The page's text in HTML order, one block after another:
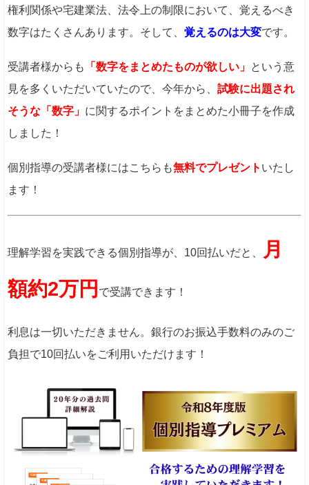
権利関係や宅建業法、法令上の制限において、覚えるべき
数字はたくさんあります。そして、 覚えるのは大変です。
受講者様からも 「数字をまとめたものが欲しい」 という意
見を多くいただいていたので、今年から、 試験に出題され
そうな「数字」 に関するポイントをまとめた小冊子を作成
しました！
個別指導の受講者様にはこちらも無料でプレゼント いたし
ます！
理解学習を実践できる個別指導が、10回払いだと、
月
額約2万円 で受講できます！
利息は一切いただきません。銀行のお振込手数料のみのご
負担で10回払いをご利用いただけます！